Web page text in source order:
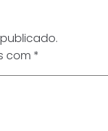
com *